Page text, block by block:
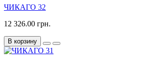
ЧИКАГО 32
12 326.00 грн.
В корзину